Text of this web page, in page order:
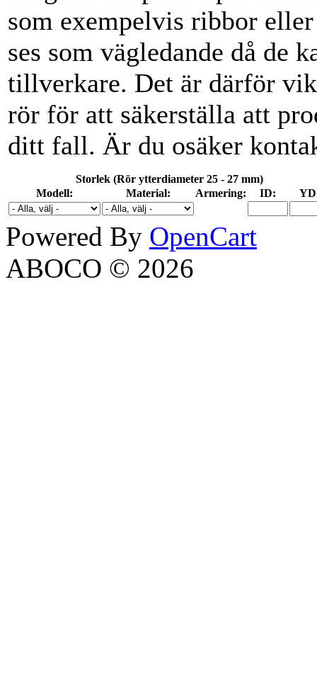
som exempelvis ribbor
ses som vägledande då de
tillverkare. Det är därför
rör för att säkerställa att
ditt fall. Är du osäker
Storlek (Rör ytterdiameter 25 - 27 mm)
Modell:
Material: Armering: ID:
Powered By OpenCart
ABOCO © 2026